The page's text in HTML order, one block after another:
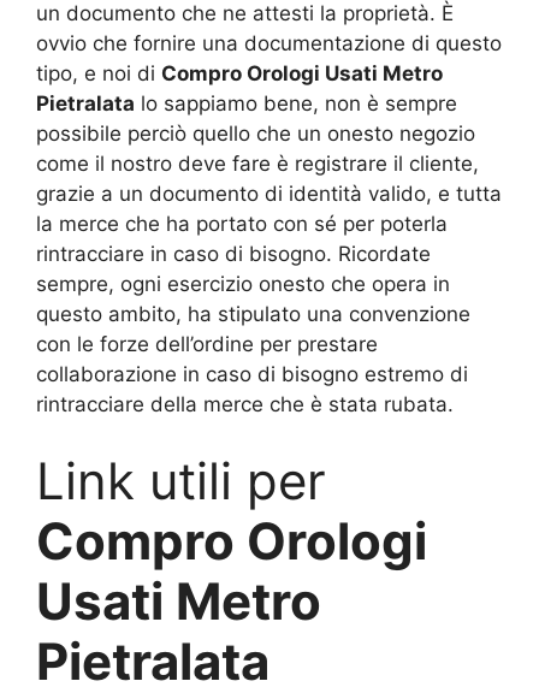
un documento che ne attesti la proprietà. È
ovvio che fornire una documentazione di questo
tipo, e noi di Compro Orologi Usati Metro
Pietralata lo sappiamo bene, non è sempre
possibile perciò quello che un onesto negozio
come il nostro deve fare è registrare il cliente,
grazie a un documento di identità valido, e tutta
la merce che ha portato con sé per poterla
rintracciare in caso di bisogno. Ricordate
sempre, ogni esercizio onesto che opera in
questo ambito, ha stipulato una convenzione
con le forze dell’ordine per prestare
collaborazione in caso di bisogno estremo di
rintracciare della merce che è stata rubata.
Link utili per
Compro Orologi
Usati Metro
Pietralata